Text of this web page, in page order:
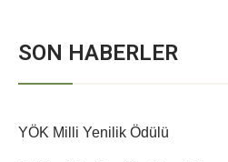
SON HABERLER
YÖK Milli Yenilik Ödülü